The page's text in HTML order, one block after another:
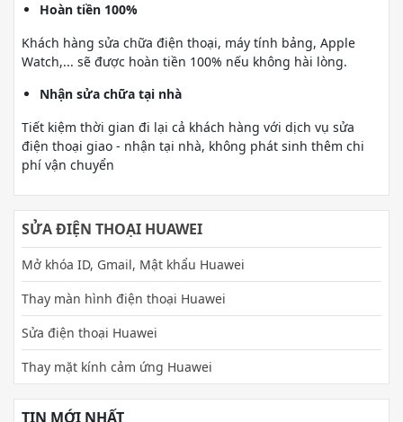
Hoàn tiền 100%
Khách hàng sửa chữa điện thoại, máy tính bảng, Apple
Watch,... sẽ được hoàn tiền 100% nếu không hài lòng.
Nhận sửa chữa tại nhà
Tiết kiệm thời gian đi lại cả khách hàng với dịch vụ sửa
điện thoại giao - nhận tại nhà, không phát sinh thêm chi
phí vận chuyển
SỬA ĐIỆN THOẠI HUAWEI
Mở khóa ID, Gmail, Mật khẩu Huawei
Thay màn hình điện thoại Huawei
Sửa điện thoại Huawei
Thay mặt kính cảm ứng Huawei
TIN MỚI NHẤT